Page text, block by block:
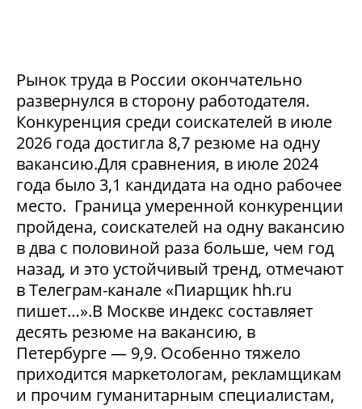
Рынок труда в России окончательно
развернулся в сторону работодателя.
Конкуренция среди соискателей в июле
2026 года достигла 8,7 резюме на одну
вакансию.Для сравнения, в июле 2024
года было 3,1 кандидата на одно рабочее
место. Граница умеренной конкуренции
пройдена, соискателей на одну вакансию
в два с половиной раза больше, чем год
назад, и это устойчивый тренд, отмечают
в Телеграм-канале «Пиарщик hh.ru
пишет…».В Москве индекс составляет
десять резюме на вакансию, в
Петербурге — 9,9. Особенно тяжело
приходится маркетологам, рекламщикам
и прочим гуманитарным специалистам,